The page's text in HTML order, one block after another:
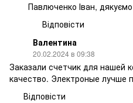
Павлюченко Іван, дякуємо
Відповісти
Валентина
20.02.2024 в 09:38
Заказали счетчик для нашей
качество. Электроные лучше
Відповісти